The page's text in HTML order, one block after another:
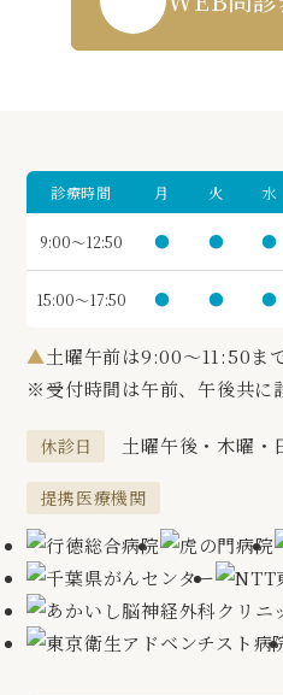
診療時間 月 火 水
9:00～12:50 ● ● ●
15:00～17:50 ● ● ●
▲土曜午前は9:00～11:50ま
※受付時間は午前、午後共に
休診日 土曜午後・木曜・
提携医療機関